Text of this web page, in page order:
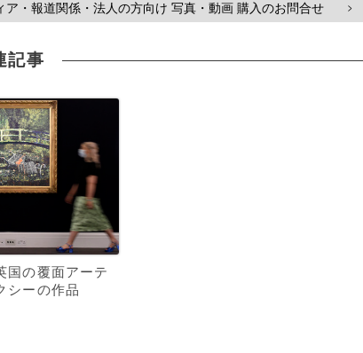
ア・報道関係・法人の方向け 写真・動画 購入のお問合せ >
記事
国の覆面アーテ
シーの作品